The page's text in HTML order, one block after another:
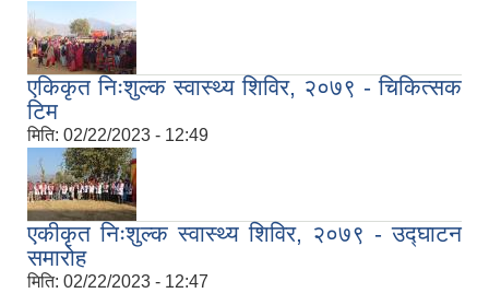
एकिकृत निःशुल्क स्वास्थ्य शिविर, २०७९ - चिकित्सक
टिम
मिति: 02/22/2023 - 12:49
एकीकृत निःशुल्क स्वास्थ्य शिविर, २०७९ - उद्घाटन
समारोह
मिति: 02/22/2023 - 12:47